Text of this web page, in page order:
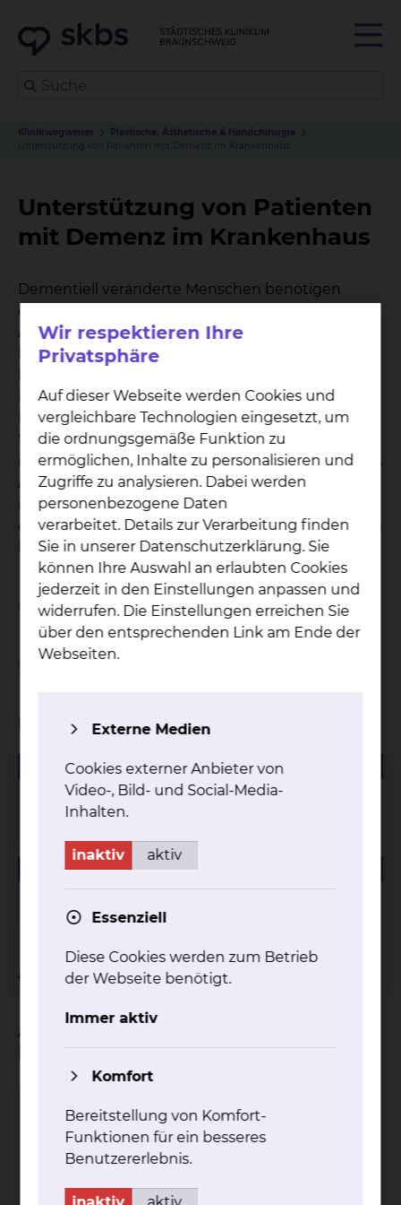
Klinikwegweiser
Plastische, Ästhetische & Handchirurgie
Unterstützung von Patienten mit Demenz im Krankenhaus
Unterstützung von Patienten
mit Demenz im Krankenhaus
Dementiell veränderte Menschen benötigen
einen geschützten und vertrauten Raum für ihren
Alltag. Dieser Raum geht verloren, wenn eine
Einweisung in ein Krankenhaus erforderlich wird.
unbekannten Menschen – die etwas mit dem
Patienten tun wollen – führen zu einer tiefen
Verunsicherung. Auf diese zusätzliche Belastung
reagieren wir. Unser Ziel ist es, den Zeitrahmen des
Aufenthaltes auf das absolut notwendige Maß zu
reduzieren, indem der Aufenthalt mit den
diagnostischen und therapeutischen Maßnahmen
klar durchstrukturiert und organisiert wird.
Geplante Aufnahme
Ungeplante Aufnahme / Notfall
Unterlagen
Fragenkatalog "Menschen mit Demenz im
Krankenhaus"
Ansprechpartner
Ansprechpartner und Hilfen in den
Beratungsstellen
Gerontopsychiatrische Beratungsstelle
Trifftweg 73, 38118 Braunschweig
Wir respektieren Ihre
Privatsphäre
Auf dieser Webseite werden Cookies und
vergleichbare Technologien eingesetzt, um
die ordnungsgemäße Funktion zu
ermöglichen, Inhalte zu personalisieren und
Zugriffe zu analysieren. Dabei werden
personenbezogene Daten
verarbeitet. Details zur Verarbeitung finden
Sie in unserer Datenschutzerklärung. Sie
können Ihre Auswahl an erlaubten Cookies
jederzeit in den Einstellungen anpassen und
widerrufen. Die Einstellungen erreichen Sie
über den entsprechenden Link am Ende der
Webseiten.
Externe Medien
Cookies externer Anbieter von
Video-, Bild- und Social-Media-
Inhalten.
inaktiv aktiv
Essenziell
Diese Cookies werden zum Betrieb
der Webseite benötigt.
Immer aktiv
Komfort
Bereitstellung von Komfort-
Funktionen für ein besseres
Benutzererlebnis.